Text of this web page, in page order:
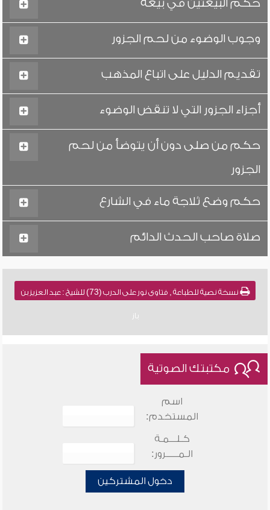
حكم البيعتين في بيعة
وجوب الوضوء من لحم الجزور
تقديم الدليل على اتباع المذهب
أجزاء الجزور التي لا تنقض الوضوء
حكم من صلى دون أن يتوضأ من لحم
الجزور
حكم وضع ثلاجة ماء في الشارع
صلاة صاحب الحدث الدائم
نسخة نصية للطباعة , فتاوى نور على الدرب (73) للشيخ : عبد العزيز بن
باز
مكتبتك الصوتية
اسم
المستخدم:
كـلـــمـة
الـمـــــرور:
دخول المشتركين